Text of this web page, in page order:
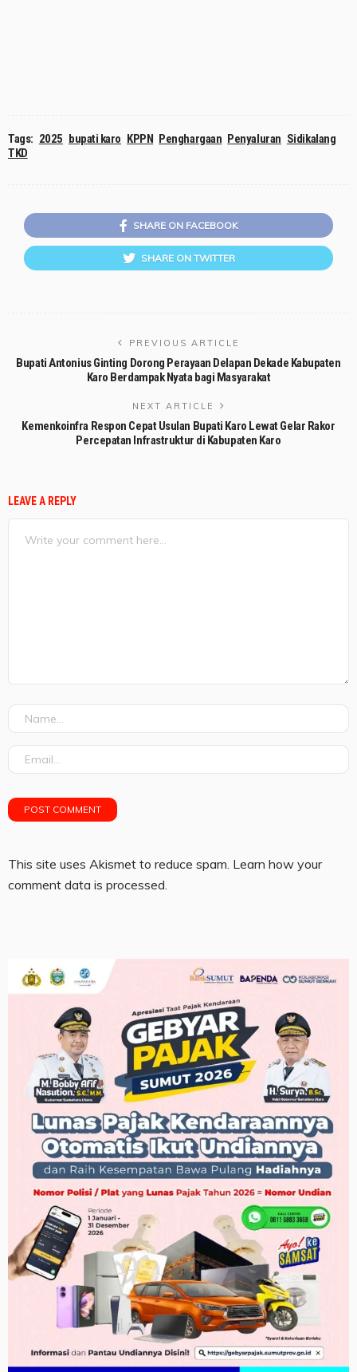
Tags: 2025 bupati karo KPPN Penghargaan Penyaluran Sidikalang
TKD
SHARE ON FACEBOOK
SHARE ON TWITTER
PREVIOUS ARTICLE
Bupati Antonius Ginting Dorong Perayaan Delapan Dekade Kabupaten
Karo Berdampak Nyata bagi Masyarakat
NEXT ARTICLE
Kemenkoinfra Respon Cepat Usulan Bupati Karo Lewat Gelar Rakor
Percepatan Infrastruktur di Kabupaten Karo
LEAVE A REPLY
This site uses Akismet to reduce spam. Learn how your
comment data is processed.